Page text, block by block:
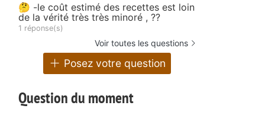
🤔 -le coût estimé des recettes est loin
de la vérité très très minoré , ??
1 réponse(s)
Voir toutes les questions
Posez votre question
Question du moment